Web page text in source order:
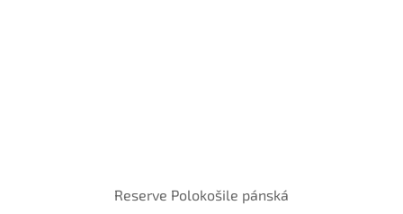
Reserve Polokošile pánská